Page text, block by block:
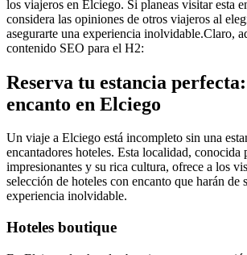
los viajeros en Elciego. Si planeas visitar esta
considera las opiniones de otros viajeros al
asegurarte una experiencia inolvidable.Claro,
contenido SEO para el H2:
Reserva tu estancia
encanto en Elciego
Un viaje a Elciego está incompleto sin una
encantadores hoteles. Esta localidad, conocida
impresionantes y su rica cultura, ofrece a los
selección de hoteles con encanto que harán de
experiencia inolvidable.
Hoteles boutique